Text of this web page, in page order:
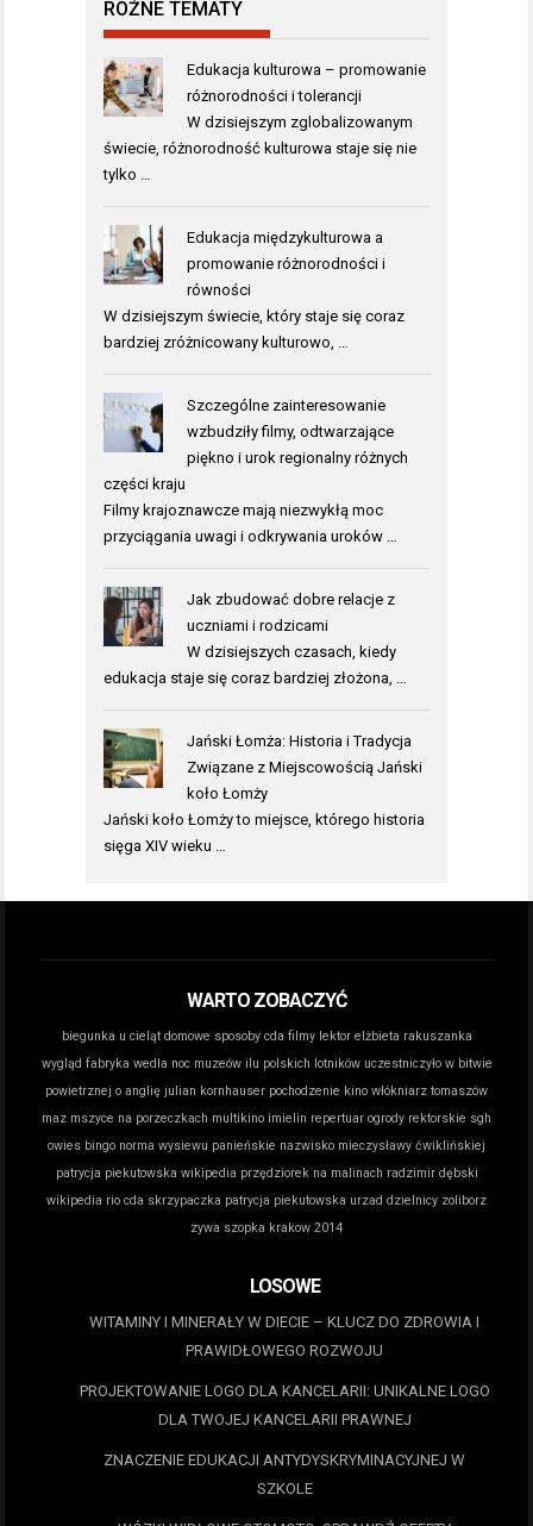
RÓŻNE TEMATY
Edukacja kulturowa – promowanie
różnorodności i tolerancji
W dzisiejszym zglobalizowanym
świecie, różnorodność kulturowa staje się nie
tylko …
Edukacja międzykulturowa a
promowanie różnorodności i
równości
W dzisiejszym świecie, który staje się coraz
bardziej zróżnicowany kulturowo, …
Szczególne zainteresowanie
wzbudziły filmy, odtwarzające
piękno i urok regionalny różnych
części kraju
Filmy krajoznawcze mają niezwykłą moc
przyciągania uwagi i odkrywania uroków …
Jak zbudować dobre relacje z
uczniami i rodzicami
W dzisiejszych czasach, kiedy
edukacja staje się coraz bardziej złożona, …
Jański Łomża: Historia i Tradycja
Związane z Miejscowością Jański
koło Łomży
Jański koło Łomży to miejsce, którego historia
sięga XIV wieku …
WARTO ZOBACZYĆ
biegunka u cieląt domowe sposoby cda filmy lektor elżbieta rakuszanka
wygląd fabryka wedla noc muzeów ilu polskich lotników uczestniczyło w bitwie
powietrznej o anglię julian kornhauser pochodzenie kino włókniarz tomaszów
maz mszyce na porzeczkach multikino imielin repertuar ogrody rektorskie sgh
owies bingo norma wysiewu panieńskie nazwisko mieczysławy ćwiklińskiej
patrycja piekutowska wikipedia przędziorek na malinach radzimir dębski
wikipedia rio cda skrzypaczka patrycja piekutowska urzad dzielnicy zoliborz
zywa szopka krakow 2014
LOSOWE
WITAMINY I MINERAŁY W DIECIE – KLUCZ DO ZDROWIA I
PRAWIDŁOWEGO ROZWOJU
PROJEKTOWANIE LOGO DLA KANCELARII: UNIKALNE LOGO
DLA TWOJEJ KANCELARII PRAWNEJ
ZNACZENIE EDUKACJI ANTYDYSKRYMINACYJNEJ W
SZKOLE